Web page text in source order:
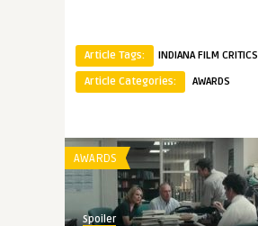
Article Tags:
INDIANA FILM CRITICS
Article Categories:
AWARDS
AWARDS
Spoiler